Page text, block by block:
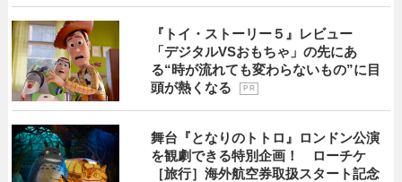
『トイ・ストーリー５』レビュー
「デジタルVSおもちゃ」の先にあ
る“時が流れても変わらないもの”に目
頭が熱くなる
P R
舞台『となりのトトロ』ロンドン公演
を観劇できる特別企画！ ローチケ
［旅行］海外航空券取扱スタート記念